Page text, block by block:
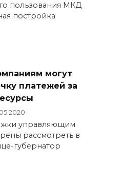
пользования МКД
постройка
могут
платежей за
управляющим
рассмотреть в
губернатор